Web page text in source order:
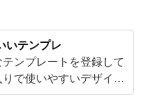
いテンプレ
ンプレートを登録して
で使いやすいデザイン
集出来る子供から大人